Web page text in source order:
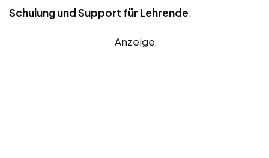
Schulung und Support für Lehrende:
Anzeige